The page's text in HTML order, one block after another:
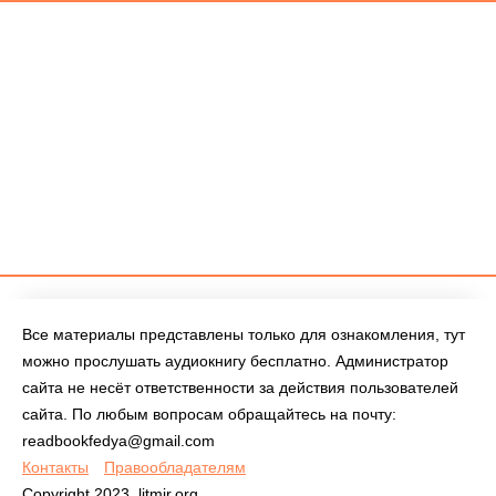
Все материалы представлены только для ознакомления, тут
можно прослушать аудиокнигу бесплатно. Администратор
сайта не несёт ответственности за действия пользователей
сайта. По любым вопросам обращайтесь на почту:
readbookfedya@gmail.com
Контакты
Правообладателям